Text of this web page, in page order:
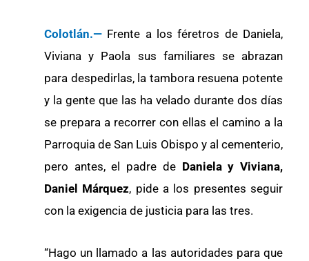
Colotlán.— Frente a los féretros de Daniela,
Viviana y Paola sus familiares se abrazan
para despedirlas, la tambora resuena potente
y la gente que las ha velado durante dos días
se prepara a recorrer con ellas el camino a la
Parroquia de San Luis Obispo y al cementerio,
pero antes, el padre de Daniela y Viviana,
Daniel Márquez, pide a los presentes seguir
con la exigencia de justicia para las tres.
“Hago un llamado a las autoridades para que